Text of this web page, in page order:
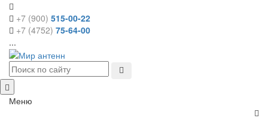
+7 (900) 515-00-22
+7 (4752) 75-64-00
...
Меню